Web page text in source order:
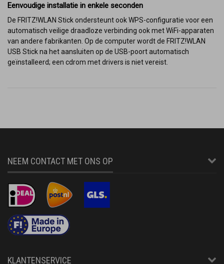
Eenvoudige installatie in enkele seconden
De FRITZ!WLAN Stick ondersteunt ook WPS-configuratie voor een
automatisch veilige draadloze verbinding ook met WiFi-apparaten
van andere fabrikanten. Op de computer wordt de FRITZ!WLAN
USB Stick na het aansluiten op de USB-poort automatisch
geïnstalleerd; een cdrom met drivers is niet vereist.
NEEM CONTACT MET ONS OP
KLANTENSERVICE